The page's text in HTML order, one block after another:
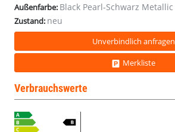
Außenfarbe: Black Pearl-Schwarz Metallic
Zustand: neu
Unverbindlich anfragen
Merkliste
Verbrauchswerte